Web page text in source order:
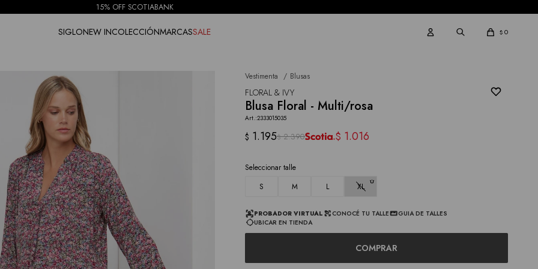
15% OFF SCOTIABANK
SIGLONEW INCOLECCIÓNMARCASSALE $ 0
Vestimenta Blusas
FLORAL & IVY
Blusa Floral - Multi/rosa
2333015035
$ 1.195$ 2.390 $ 1.016
Seleccionar talle
S
M L XL
PROBADOR VIRTUAL CONOCÉ TU TALLE
GUIA DE TALLES
UBICAR EN TIENDA
COMPRAR